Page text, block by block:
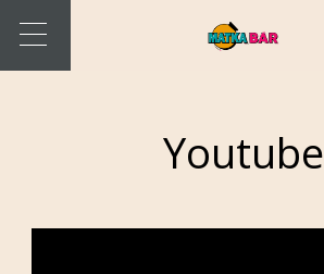
Youtube